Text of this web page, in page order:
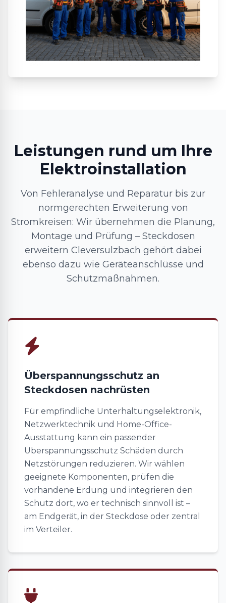
Leistungen rund um Ihre
Elektroinstallation
Von Fehleranalyse und Reparatur bis zur
normgerechten Erweiterung von
Stromkreisen: Wir übernehmen die Planung,
Montage und Prüfung – Steckdosen
erweitern Cleversulzbach gehört dabei
ebenso dazu wie Geräteanschlüsse und
Schutzmaßnahmen.
Überspannungsschutz an
Steckdosen nachrüsten
Für empfindliche Unterhaltungselektronik,
Netzwerktechnik und Home-Office-
Ausstattung kann ein passender
Überspannungsschutz Schäden durch
Netzstörungen reduzieren. Wir wählen
geeignete Komponenten, prüfen die
vorhandene Erdung und integrieren den
Schutz dort, wo er technisch sinnvoll ist –
am Endgerät, in der Steckdose oder zentral
im Verteiler.